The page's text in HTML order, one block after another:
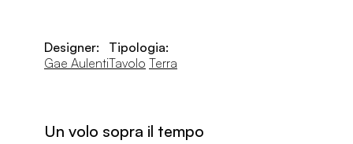
Designer:
Gae Aulenti
Tipologia:
Tavolo Terra
Un volo sopra il tempo